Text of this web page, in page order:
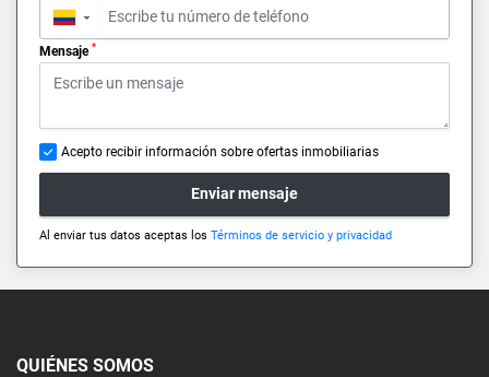
▼
Mensaje *
Acepto recibir información sobre ofertas inmobiliarias
Enviar mensaje
Al enviar tus datos aceptas los Términos de servicio y privacidad
QUIÉNES SOMOS